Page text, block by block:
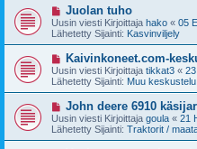
e
s
t
U
u
s
i
v
e
s
t
Juolan tuho
Uusin viesti Kirjoittaja hako « 05
Lähetetty Sijainti: Kasvinviljely
U
u
s
i
e
s
t
Kaivinkoneet.com-
Uusin viesti Kirjoittaja tikkat3 «
Lähetetty Sijainti: Muu
U
u
s
i
v
John deere 6910
Uusin viesti Kirjoittaja goula « 21
Lähetetty Sijainti: Traktorit /